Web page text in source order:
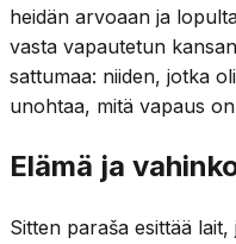
heidän arvoaan ja
vasta vapautetun
sattumaa: niiden, jotka
unohtaa, mitä vapaus
Elämä ja
Sitten paraša esittää